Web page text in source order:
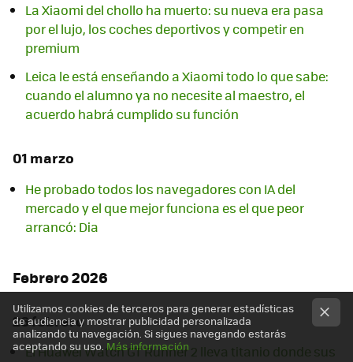
La Xiaomi del chollo ha muerto: su nueva era pasa
por el lujo, los coches deportivos y competir en
premium
Leica le está enseñando a Xiaomi todo lo que sabe:
cuando el alumno ya no necesite al maestro, el
acuerdo habrá cumplido su función
01 marzo
He probado todos los navegadores con IA del
mercado y el que mejor funciona es el que peor
arrancó: Dia
Febrero 2026
26 febrero
El Huawei Watch GT Runner 2 lleva titanio donde sus
Utilizamos cookies de terceros para generar estadísticas
de audiencia y mostrar publicidad personalizada
analizando tu navegación. Si sigues navegando estarás
aceptando su uso.Más información